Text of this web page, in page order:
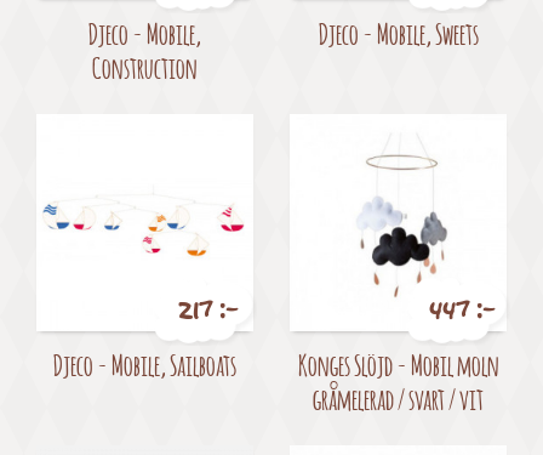
Pris
Djeco - Mobile,
Construction
Pris
Djeco - Mobile, Sweets
Pris
217 :-
Djeco - Mobile, Sailboats
Pris
447 :-
Konges Slöjd - Mobil moln
gråmelerad / svart / vit